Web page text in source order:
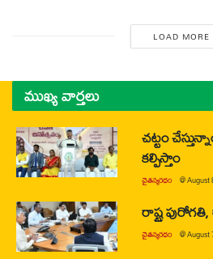
LOAD MORE
ముఖ్య వార్తలు
చట్టం
కల్పిస్తాం
చైతన్యరధం @August
రాష్ట్ర
చైతన్యరధం @August